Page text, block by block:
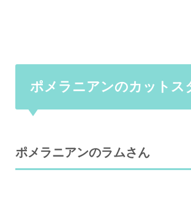
ポメラニアンのカットス
ポメラニアンのラムさん